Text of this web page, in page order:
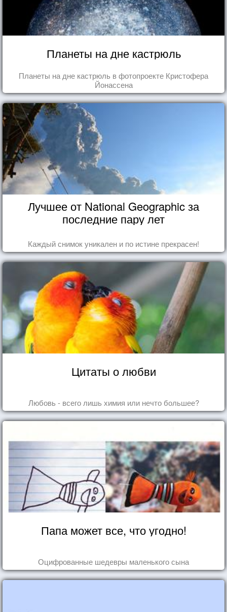
Планеты на дне кастрюль
Планеты на дне кастрюль в фотопроекте Кристофера
Йонассена
Лучшее от National Geographic за
последние пару лет
Каждый снимок уникален и по истине прекрасен!
Цитаты о любви
Любовь - всего лишь химия или нечто большее?
Папа может все, что угодно!
Оцифрованные шедевры маленького сына